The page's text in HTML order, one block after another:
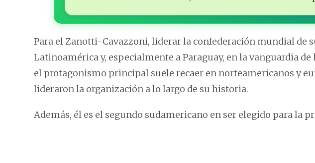
Para el Zanotti-Cavazzoni, liderar la confederación mundial de
Latinoamérica y, especialmente a Paraguay, en la vanguardia
el protagonismo principal suele recaer en norteamericanos y
lideraron la organización a lo largo de su historia.
Además, él es el segundo sudamericano en ser elegido para la